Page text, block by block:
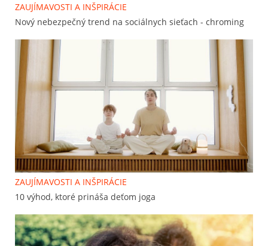
ZAUJÍMAVOSTI A INŠPIRÁCIE
Nový nebezpečný trend na sociálnych sieťach - chroming
ZAUJÍMAVOSTI A INŠPIRÁCIE
10 výhod, ktoré prináša deťom joga